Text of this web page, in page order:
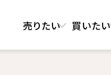
売りたい 買いたい